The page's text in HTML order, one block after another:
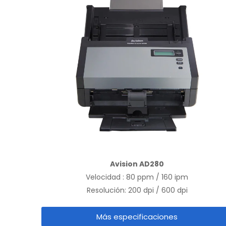
Avision AD280
Velocidad : 80 ppm / 160 ipm
Resolución: 200 dpi / 600 dpi
Más especificaciones